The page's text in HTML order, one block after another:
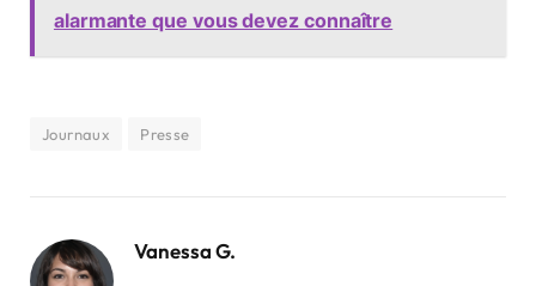
alarmante que vous devez connaître
Journaux Presse
Vanessa G.